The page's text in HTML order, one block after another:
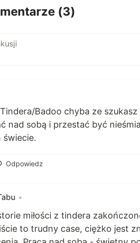
(3)
Badoo chyba ze
nad sobą i przestać być
świecie.
Odpowiedz
•
miłości z tindera
to trudny case, ciężko jest